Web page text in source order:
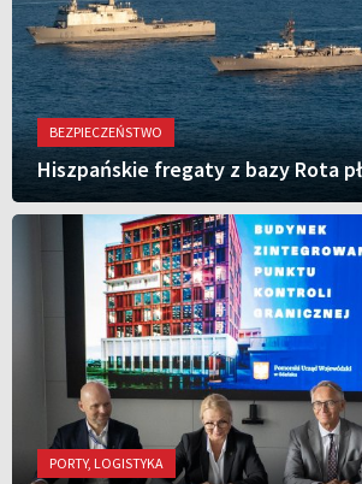
BEZPIECZEŃSTWO
Hiszpańskie fregaty z bazy Rota
PORTY, LOGISTYKA